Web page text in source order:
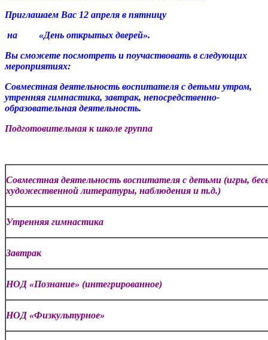
Приглашаем Вас 12 апреля в пятницу
на «День открытых дверей».
Вы сможете посмотреть и поучаствовать в следующих
мероприятиях:
Совместная деятельность воспитателя с детьми утром,
утренняя гимнастика, завтрак, непосредственно-
образовательная деятельность.
Подготовительная к школе группа
Совместная деятельность воспитателя с детьми (игры,
художественной литературы, наблюдения и т.д.)
Утренняя гимнастика
Завтрак
НОД «Познание» (интегрированное)
НОД «Физкультурное»